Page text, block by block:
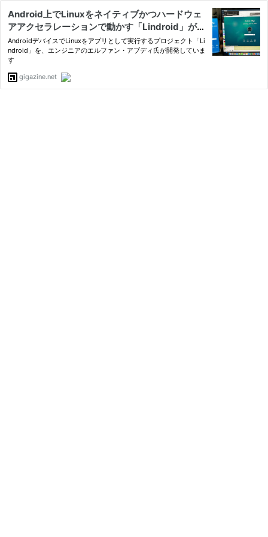
Android上でLinuxをネイティブかつハードウェ
アアクセラレーションで動かす「Lindroid」が開
発中
AndroidデバイスでLinuxをアプリとして実行するプロジェクト「Li
ndroid」を、エンジニアのエルファン・アブディ氏が開発していま
す
gigazine.net